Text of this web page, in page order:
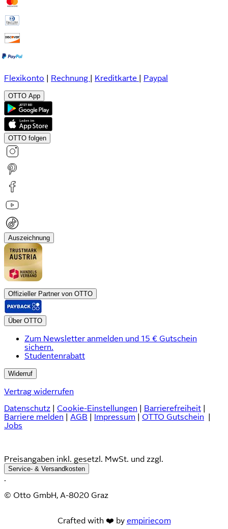
Flexikonto Rechnung Kreditkarte Paypal
OTTO App
OTTO folgen
Auszeichnung
Offizieller Partner von OTTO
Über OTTO
Zum Newsletter anmelden und 15 € Gutschein
sichern.
Studentenrabatt
Widerruf
Vertrag widerrufen
Datenschutz
Cookie-Einstellungen Barrierefreiheit
Barriere melden
AGB Impressum OTTO Gutschein
Jobs
Preisangaben inkl. gesetzl. MwSt. und zzgl.
Service- & Versandkosten
.
© Otto GmbH, A-8020 Graz
Crafted with ❤️ by empiriecom